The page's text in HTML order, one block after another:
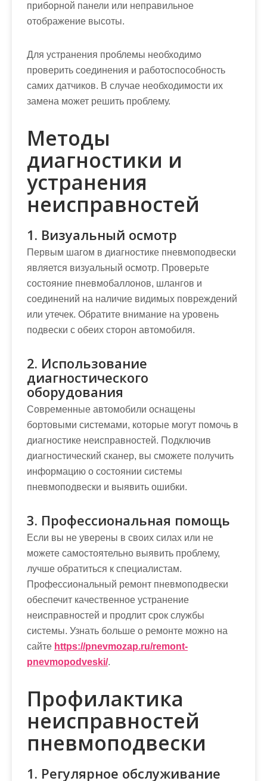
приборной панели или неправильное
отображение высоты.
Для устранения проблемы необходимо
проверить соединения и работоспособность
самих датчиков. В случае необходимости их
замена может решить проблему.
Методы
диагностики и
устранения
неисправностей
1. Визуальный осмотр
Первым шагом в диагностике пневмоподвески
является визуальный осмотр. Проверьте
состояние пневмобаллонов, шлангов и
соединений на наличие видимых повреждений
или утечек. Обратите внимание на уровень
подвески с обеих сторон автомобиля.
2. Использование
диагностического
оборудования
Современные автомобили оснащены
бортовыми системами, которые могут помочь в
диагностике неисправностей. Подключив
диагностический сканер, вы сможете получить
информацию о состоянии системы
пневмоподвески и выявить ошибки.
3. Профессиональная помощь
Если вы не уверены в своих силах или не
можете самостоятельно выявить проблему,
лучше обратиться к специалистам.
Профессиональный ремонт пневмоподвески
обеспечит качественное устранение
неисправностей и продлит срок службы
системы. Узнать больше о ремонте можно на
сайте https://pnevmozap.ru/remont-
pnevmopodveski/.
Профилактика
неисправностей
пневмоподвески
1. Регулярное обслуживание